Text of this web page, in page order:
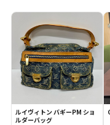
ルイヴィトン バギーPM ショ
ルダーバッグ